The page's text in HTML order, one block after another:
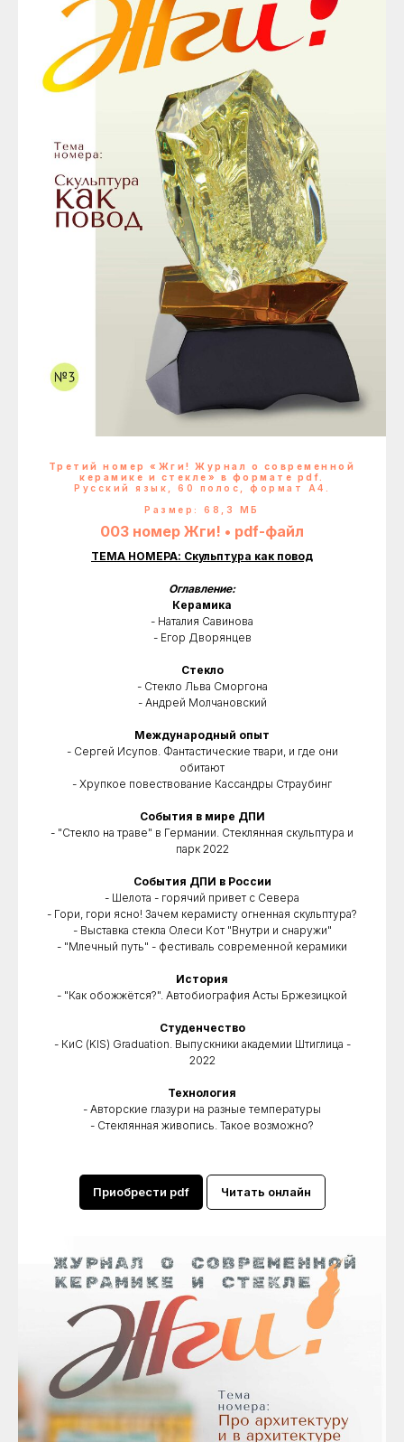
Третий номер «Жги! Журнал о современной
керамике и стекле» в формате pdf.
Русский язык, 60 полос, формат А4.
Размер: 68,3 МБ
003 номер Жги! • pdf-файл
ТЕМА НОМЕРА: Скульптура как повод
Оглавление:
Керамика
- Наталия Савинова
- Егор Дворянцев
Стекло
- Стекло Льва Сморгона
- Андрей Молчановский
Международный опыт
- Сергей Исупов. Фантастические твари, и где они
обитают
- Хрупкое повествование Кассандры Страубинг
События в мире ДПИ
- "Стекло на траве" в Германии. Стеклянная скульптура и
парк 2022
События ДПИ в России
- Шелота - горячий привет с Севера
- Гори, гори ясно! Зачем керамисту огненная скульптура?
- Выставка стекла Олеси Кот "Внутри и снаружи"
- "Млечный путь" - фестиваль современной керамики
История
- "Как обожжётся?". Автобиография Асты Бржезицкой
Студенчество
- КиС (KIS) Graduation. Выпускники академии Штиглица -
2022
Технология
- Авторские глазури на разные температуры
- Стеклянная живопись. Такое возможно?
Приобрести pdf Читать онлайн